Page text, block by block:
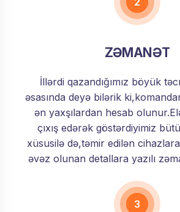
ZƏMANƏT
İllərdi qazandığımız böyük
əsasında deyə bilərik
ən yaxşılardan hesab
çıxış edərək göstərdiyimiz
xüsusilə də,təmir edilən
əvəz olunan detallara yazılı
3